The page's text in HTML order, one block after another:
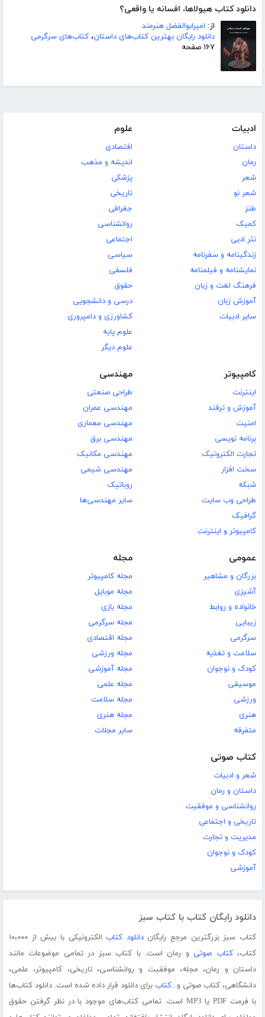
دانلود کتاب هیولاها، افسانه یا واقعی؟
از: امیرابوالفضل هنرمند
دانلود رایگان بهترین کتاب‌های داستان، کتاب‌های سرگرمی
۱۶۷ صفحه
ادبیات
داستان
رمان
شعر
شعر نو
طنز
کمیک
نثر ادبی
زندگینامه و سفرنامه
نمایشنامه و فیلمنامه
فرهنگ لغت و زبان
آموزش زبان
سایر ادبیات
علوم
اقتصادی
اندیشه و مذهب
پزشکی
تاریخی
جغرافی
روانشناسی
اجتماعی
سیاسی
فلسفی
حقوق
درسی و دانشجویی
کشاورزی و دامپروری
علوم پایه
علوم دیگر
کامپیوتر
اینترنت
آموزش و ترفند
امنیت
برنامه نویسی
تجارت الکترونیک
سخت افزار
شبکه
طراحی وب سایت
گرافیک
کامپیوتر و اینترنت
مهندسی
طراحی صنعتی
مهندسی عمران
مهندسی معماری
مهندسی برق
مهندسی مکانیک
مهندسی شیمی
روباتیک
سایر مهندسی‌ها
عمومی
بزرگان و مشاهیر
آشپزی
خانواده و روابط
زیبایی
سرگرمی
سلامت و تغذیه
کودک و نوجوان
موسیقی
ورزشی
هنری
متفرقه
مجله
مجله کامپیوتر
مجله موبایل
مجله بازی
مجله سرگرمی
مجله اقتصادی
مجله ورزشی
مجله آموزشی
مجله علمی
مجله سلامت
مجله هنری
سایر مجلات
کتاب صوتی
شعر و ادبیات
داستان و رمان
روانشناسی و موفقیت
تاریخی و اجتماعی
مدیریت و تجارت
کودک و نوجوان
آموزشی
دانلود رایگان کتاب با کتاب سبز
کتاب سبز بزرگترین مرجع رایگاندانلود کتاب
الکترونیکی با بیش از ۱۰،۰۰۰
کتاب،کتاب صوتی و رمان است. با کتاب سبز در تمامی موضوعات مانند
داستان و رمان، مجله، موفقیت و روانشناسی، تاریخی، کامپیوتر، علمی،
دانشگاهی، کتاب صوتی و...کتاب برای دانلود قرار داده شده است. دانلود کتاب‌ها
با فرمت PDF یا MP3 است. تمامی کتاب‌های موجود با در نظر گرفتن حقوق